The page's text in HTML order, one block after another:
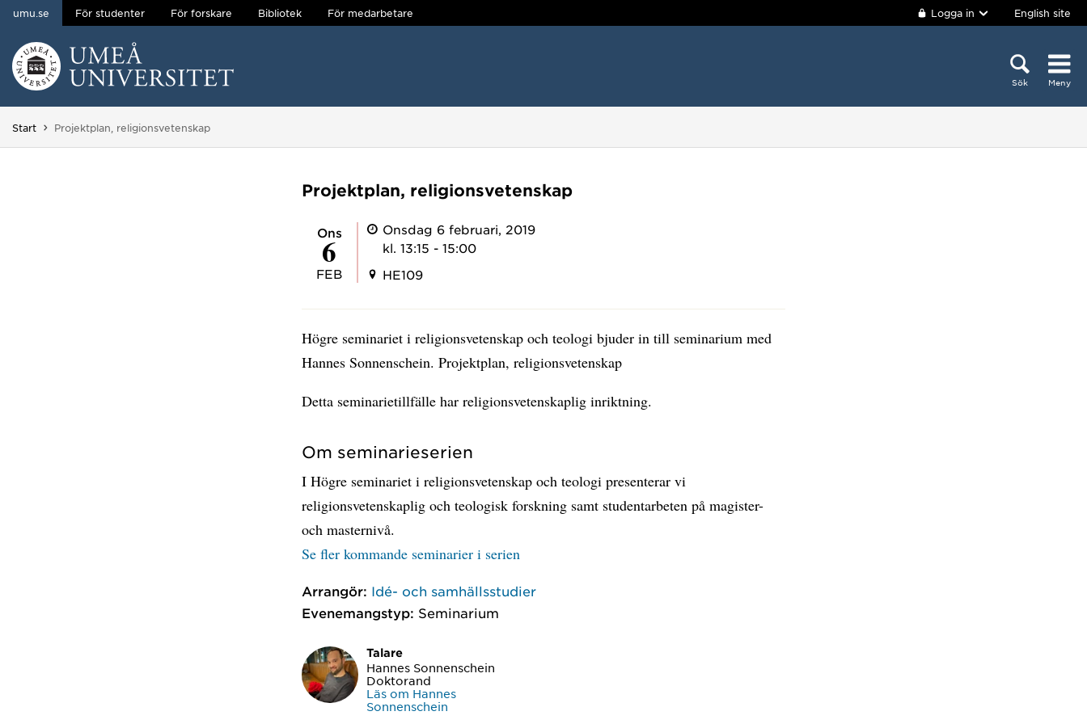
Hoppa direkt till innehållet
umu.se För studenter För forskare Bibliotek För medarbetare Logga in English site
Sök Meny
Huvudmenyn dold.
Start Du är här:
Projektplan, religionsvetenskap
Projektplan, religionsvetenskap
ons
6
FEB
Onsdag 6 februari, 2019
kl. 13:15 - 15:00
HE109
Högre seminariet i religionsvetenskap och teologi bjuder in till seminarium med
Hannes Sonnenschein. Projektplan, religionsvetenskap
Detta seminarietillfälle har religionsvetenskaplig inriktning.
Om seminarieserien
I Högre seminariet i religionsvetenskap och teologi presenterar vi
religionsvetenskaplig och teologisk forskning samt studentarbeten på magister-
och masternivå.
Se fler kommande seminarier i serien
Arrangör: Idé- och samhällsstudier
Evenemangstyp: Seminarium
Talare
Hannes Sonnenschein
Doktorand
Läs om Hannes
Sonnenschein